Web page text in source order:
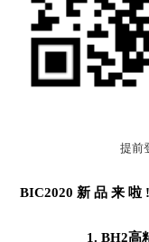
提前
BIC2020 新 品 来 啦
1. BH2高